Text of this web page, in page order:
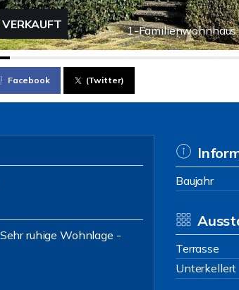
1-Familienwohnhaus
VERKAUFT
Facebook (Twitter)
ruhige Wohnlage -
Baujahr
Terrasse
Unterkellert